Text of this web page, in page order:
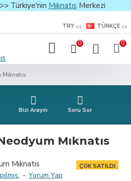
Türkiye'nin Mıknatıs Merkezi
TRY TÜRKÇE
0 0
Bizi Arayın Soru Sor
Mıknatıs
ÇOK SATILDI
- Yorum Yap